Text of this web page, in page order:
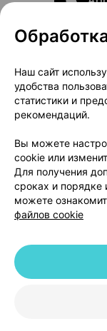
О
Размещение
Способы
© 2026 ООО «Артокс
Наш сайт
удобства
статистики и
рекомендаций.
Вы можете
cookie или
Для получения
сроках и порядке
можете
файлов cookie